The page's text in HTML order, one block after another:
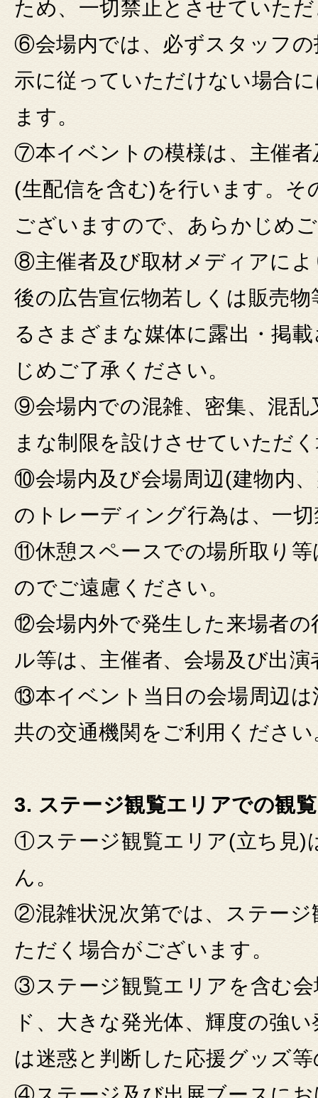
ため、一切禁止とさせていた
⑥会場内では、必ずスタッフ
示に従っていただけない場合
ます。
⑦本イベントの模様は、主催
(生配信を含む)を行います。そ
ございますので、あらかじめ
⑧主催者及び取材メディアに
後の広告宣伝物若しくは販売
るさまざまな媒体に露出・掲
じめご了承ください。
⑨会場内での混雑、密集、混乱
まな制限を設けさせていただ
⑩会場内及び会場周辺(建物内
のトレーディング行為は、一
⑪休憩スペースでの場所取り
のでご遠慮ください。
⑫会場内外で発生した来場者の
ル等は、主催者、会場及び出
⑬本イベント当日の会場周辺
共の交通機関をご利用ください
3. ステージ観覧エリアでの観
①ステージ観覧エリア(立ち見)
ん。
②混雑状況次第では、ステー
ただく場合がございます。
③ステージ観覧エリアを含む
ド、大きな発光体、輝度の強
は迷惑と判断した応援グッズ